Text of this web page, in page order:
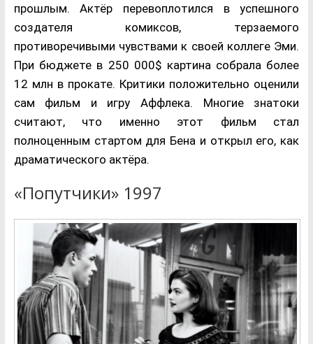
прошлым. Актёр перевоплотился в успешного
создателя комиксов, терзаемого
противоречивыми чувствами к своей коллеге Эми.
При бюджете в 250 000$ картина собрала более
12 млн в прокате. Критики положительно оценили
сам фильм и игру Аффлека. Многие знатоки
считают, что именно этот фильм стал
полноценным стартом для Бена и открыл его, как
драматического актёра.
«Попутчики» 1997